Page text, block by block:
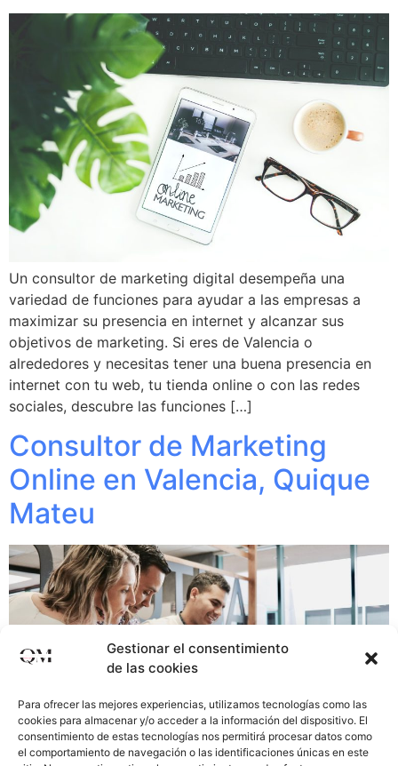
Gestionar el consentimiento
de las cookies
Para ofrecer las mejores experiencias, utilizamos tecnologías como las
cookies para almacenar y/o acceder a la información del dispositivo. El
consentimiento de estas tecnologías nos permitirá procesar datos como
el comportamiento de navegación o las identificaciones únicas en este
Un consultor de marketing digital desempeña una
variedad de funciones para ayudar a las empresas a
maximizar su presencia en internet y alcanzar sus
objetivos de marketing. Si eres de Valencia o
alrededores y necesitas tener una buena presencia en
internet con tu web, tu tienda online o con las redes
sociales, descubre las funciones […]
Consultor de Marketing
Online en Valencia, Quique
Mateu